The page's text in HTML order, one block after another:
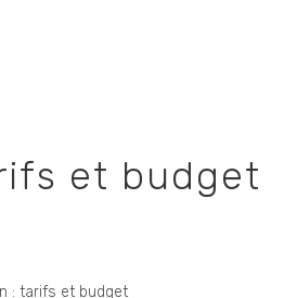
et budget
: tarifs et budget